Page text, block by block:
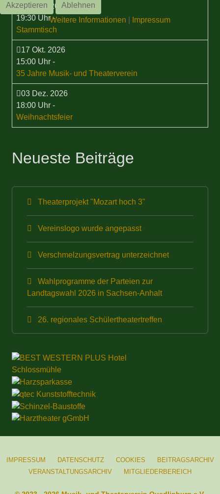
17 Sep. 2026
19:30 Uhr-
Stammtisch
17 Okt. 2026
15:00 Uhr -
35 Jahre Musik- und Theaterverein
03 Dez. 2026
18:00 Uhr -
Weihnachtsfeier
Neueste Beiträge
Theaterprojekt "Mozart hoch 3"
Vereinslogo wurde angepasst
Verschmelzungsvertrag unterzeichnet
Wahlprogramme der Parteien zur
Landtagswahl 2026 in Sachsen-Anhalt
26. regionales Schülertheatertreffen
IMPRESSUM DATENSCHUTZ COOKIES
BEITRAGSARCHIV
VERANSTALTUNGSARCHIV
MITGLIEDERBEREICH
Akzeptieren
Ablehnen
Weitere Informationen
Impressum